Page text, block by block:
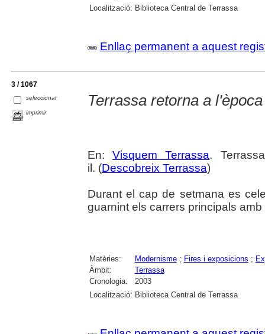
Localització: Biblioteca Central de Terrassa
Enllaç permanent a aquest
3 / 1067
seleccionar
imprimir
Terrassa retorna a
En: Visquem Terrassa.
il. (Descobreix Terrassa)
Durant el cap de setmana es
guarnint els carrers principals
Matèries: Modernisme; Fires i exposicions ;
Àmbit:
Terrassa
Cronologia:
2003
Localització: Biblioteca Central de Terrassa